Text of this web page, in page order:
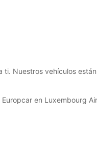
Nuestros vehículos
en Luxembourg